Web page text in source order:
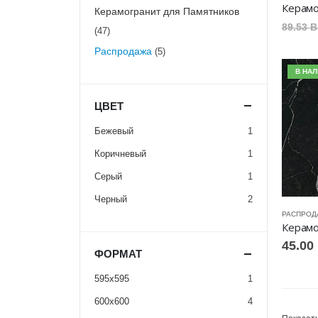
89.53
В
45.00
Керамогранит для Памятников
(47)
Распродажа (5)
ЦВЕТ
Бежевый 1
Коричневый 1
Серый 1
Черный 2
ФОРМАТ
595x595 1
600х600 4